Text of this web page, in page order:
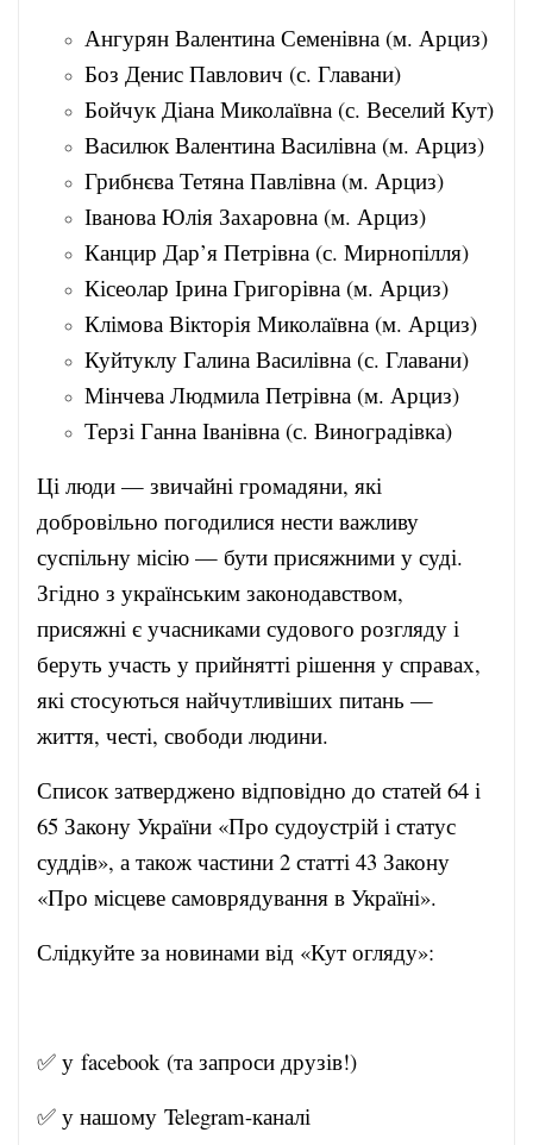
Ангурян Валентина Семенівна (м. Арциз)
Боз Денис Павлович (с. Главани)
Бойчук Діана Миколаївна (с. Веселий Кут)
Василюк Валентина Василівна (м. Арциз)
Грибнєва Тетяна Павлівна (м. Арциз)
Іванова Юлія Захаровна (м. Арциз)
Канцир Дар’я Петрівна (с. Мирнопілля)
Кісеолар Ірина Григорівна (м. Арциз)
Клімова Вікторія Миколаївна (м. Арциз)
Куйтуклу Галина Василівна (с. Главани)
Мінчева Людмила Петрівна (м. Арциз)
Терзі Ганна Іванівна (с. Виноградівка)
Ці люди — звичайні громадяни, які
добровільно погодилися нести важливу
суспільну місію — бути присяжними у суді.
Згідно з українським законодавством,
присяжні є учасниками судового розгляду і
беруть участь у прийнятті рішення у справах,
які стосуються найчутливіших питань —
життя, честі, свободи людини.
Список затверджено відповідно до статей 64 і
65 Закону України «Про судоустрій і статус
суддів», а також частини 2 статті 43 Закону
«Про місцеве самоврядування в Україні».
Слідкуйте за новинами від «Кут огляду»:
✅ у facebook(та запроси друзів!)
✅ у нашому Telegram-каналі